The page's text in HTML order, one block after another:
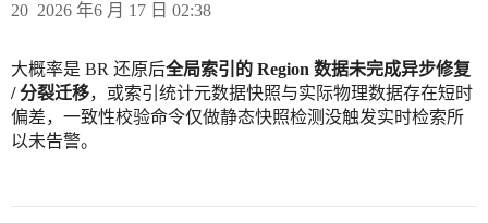
2026 年6 月 17 日 02:38
20
大概率是 BR 还原后全局索引的 Region 数据未完成异步修复
/ 分裂迁移，或索引统计元数据快照与实际物理数据存在短时
偏差，一致性校验命令仅做静态快照检测没触发实时检索所
以未告警。